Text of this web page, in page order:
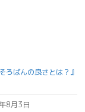
ろばんの良さとは？』
8月3日